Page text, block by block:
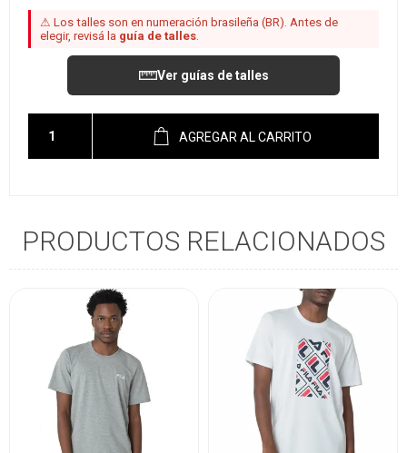
⚠ Los talles son en numeración brasileña (BR). Antes de
elegir, revisá la guía de talles
Ver guías de talles
AGREGAR AL CARRITO
PRODUCTOS RELACIONADOS